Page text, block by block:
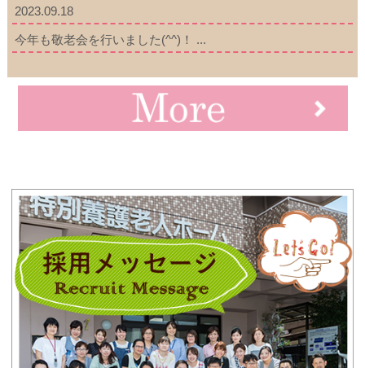
2023.09.18
今年も敬老会を行いました(^^)！ ...